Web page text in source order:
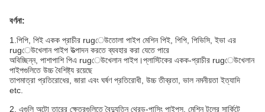
বর্ণনা:
1.পিপি, পিই একক প্রাচীর rugেউতোলা পাইপ মেশিন পিই, পিপি, পিভিসি, ইভা এর
rugেউখেলান পাইপ উত্পাদন করতে ব্যবহার করা যেতে পারে
অবিচ্ছিন্ন, পাশাপাশি পিএ rugেউখেলান পাইপ।প্লাস্টিকের একক-প্রাচীর rugেউখেলান
পাইপগুলিতে উচ্চ বৈশিষ্ট্য রয়েছে
তাপমাত্রা প্রতিরোধের, জারা এবং ঘর্ষণ প্রতিরোধী, উচ্চ তীব্রতা, ভাল নমনীয়তা ইত্যাদি
etc.
2. এগুলি অটো তারের ক্ষেত্রগুলিতে বৈদ্যুতিন থ্রেড-পাসিং পাইপস, মেশিন টুলের সার্কিটে